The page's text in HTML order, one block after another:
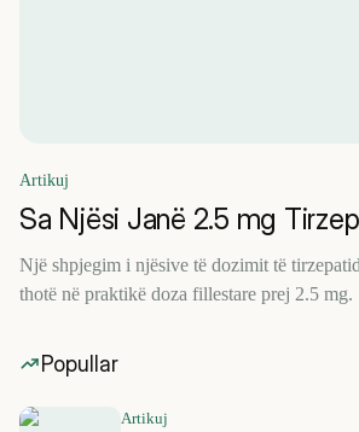
Artikuj
Sa Njësi Janë 2.5 mg
Një shpjegim i njësive të dozimit të
thotë në praktikë doza fillestare prej 2.5 mg.
Popullar
Artikuj